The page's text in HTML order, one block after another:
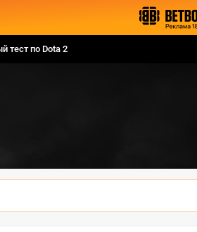
тест по Dota 2